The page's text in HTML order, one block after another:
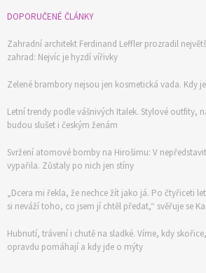
DOPORUČENÉ ČLÁNKY
Zahradní architekt Ferdinand Leffler prozradil
zahrad: Nejvíc je hyzdí vířivky
Zelené brambory nejsou jen kosmetická vada. Kdy
Letní trendy podle vášnivých Italek. Stylové outfity,
budou slušet i českým ženám
Svržení atomové bomby na Hirošimu: V
vypařila. Zůstaly po nich jen stíny
„Dcera mi řekla, že nechce žít jako já. Po čtyřiceti
si neváží toho, co jsem jí chtěl předat,“ svěřuje se
Hubnutí, trávení i chutě na sladké. Víme, kdy
opravdu pomáhají a kdy jde o mýty